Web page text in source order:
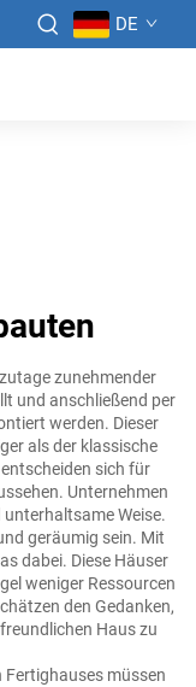
DE
zunehmender
und anschließend per
werden. Dieser
als der klassische
sich für
Unternehmen
Weise.
geräumig sein. Mit
dabei. Diese Häuser
weniger Ressourcen
den Gedanken,
Haus zu
Fertighauses müssen